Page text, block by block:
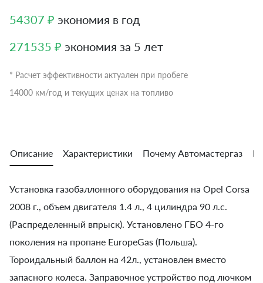
54307 ₽ экономия в год
271535 ₽ экономия за 5 лет
* Расчет эффективности актуален при пробеге
14000 км/год и текущих ценах на топливо
Описание Характеристики Почему Автомастергаз
Установка газобаллонного оборудования на Opel Corsa
2008 г., объем двигателя 1.4 л., 4 цилиндра 90 л.с.
(Распределенный впрыск). Установлено ГБО 4-го
поколения на пропане EuropeGas (Польша).
Тороидальный баллон на 42л., установлен вместо
запасного колеса. Заправочное устройство под лючком